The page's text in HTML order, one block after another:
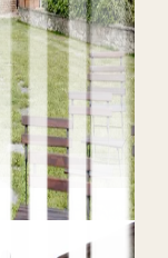
y cómo
SEO,
y email.